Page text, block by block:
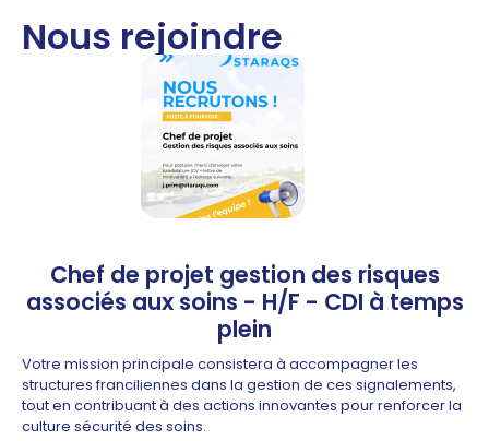
Nous rejoindre
Chef de projet gestion des risques
associés aux soins - H/F - CDI à temps
plein
Votre mission principale consistera à accompagner les
structures franciliennes dans la gestion de ces signalements,
tout en contribuant à des actions innovantes pour renforcer la
culture sécurité des soins.